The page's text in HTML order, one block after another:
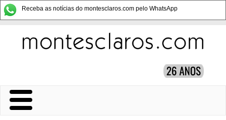
Receba as notícias do montesclaros.com pelo WhatsApp